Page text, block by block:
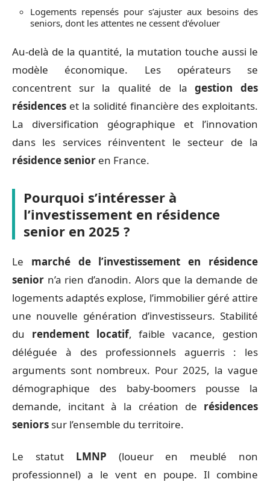
Logements repensés pour s’ajuster aux besoins des
seniors, dont les attentes ne cessent d’évoluer
Au-delà de la quantité, la mutation touche aussi le
modèle économique. Les opérateurs se
concentrent sur la qualité de lagestion des
résidences et la solidité financière des exploitants.
La diversification géographique et l’innovation
dans les services réinventent le secteur de la
résidence senior en France.
Pourquoi s’intéresser à
l’investissement en résidence
senior en 2025 ?
Le marché de l’investissement en résidence
senior n’a rien d’anodin. Alors que la demande de
logements adaptés explose, l’immobilier géré attire
une nouvelle génération d’investisseurs. Stabilité
du rendement locatif, faible vacance, gestion
déléguée à des professionnels aguerris : les
arguments sont nombreux. Pour 2025, la vague
démographique des baby-boomers pousse la
demande, incitant à la création de résidences
seniors sur l’ensemble du territoire.
Le statut LMNP (loueur en meublé non
professionnel) a le vent en poupe. Il combine